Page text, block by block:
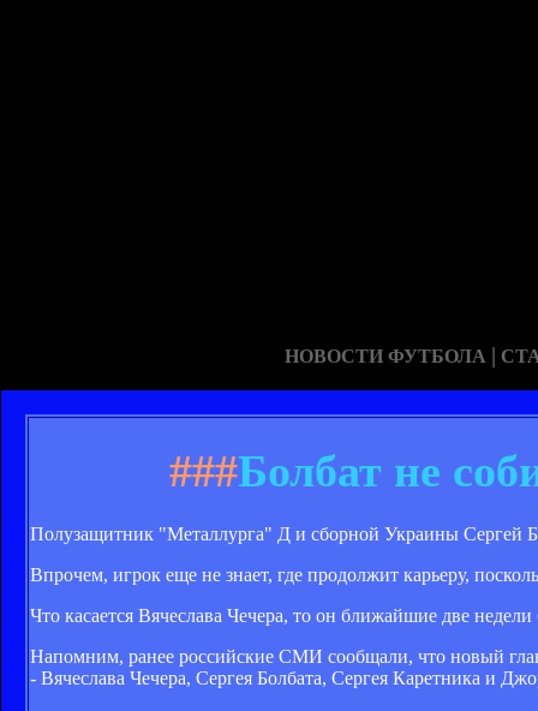
НОВОСТИ ФУТБОЛА |
###Болбат не
Полузащитник "Металлурга" Д и сборной Украины Сергей
Впрочем, игрок еще не знает, где продолжит карьеру,
Что касается Вячеслава Чечера, то он ближайшие две
Напомним, ранее российские СМИ сообщали, что новый
- Вячеслава Чечера, Сергея Болбата, Сергея Каретника и